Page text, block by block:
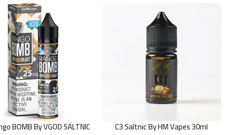
BOMB By VGOD SALTNIC
C3 Saltnic By HM Vapes 30ml